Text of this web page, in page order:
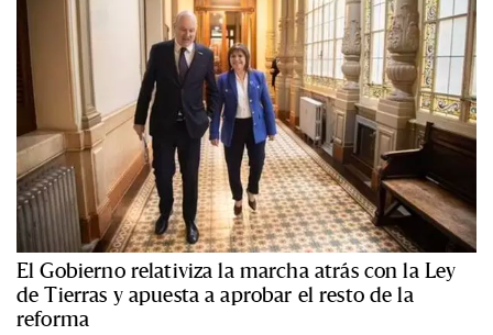
El Gobierno relativiza la marcha atrás con la Ley
de Tierras y apuesta a aprobar el resto de la
reforma